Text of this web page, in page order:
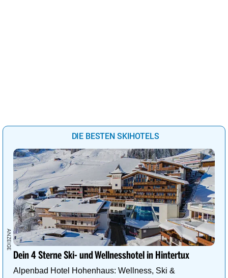
DIE BESTEN SKIHOTELS
Dein 4 Sterne Ski- und Wellnesshotel in Hintertux
Alpenbad Hotel Hohenhaus: Wellness, Ski &